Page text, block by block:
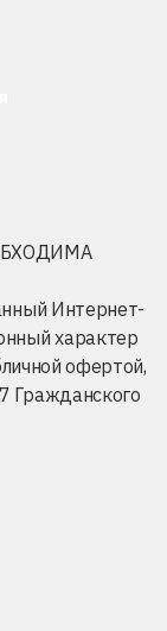
Интернет-
характер
офертой,
Гражданского